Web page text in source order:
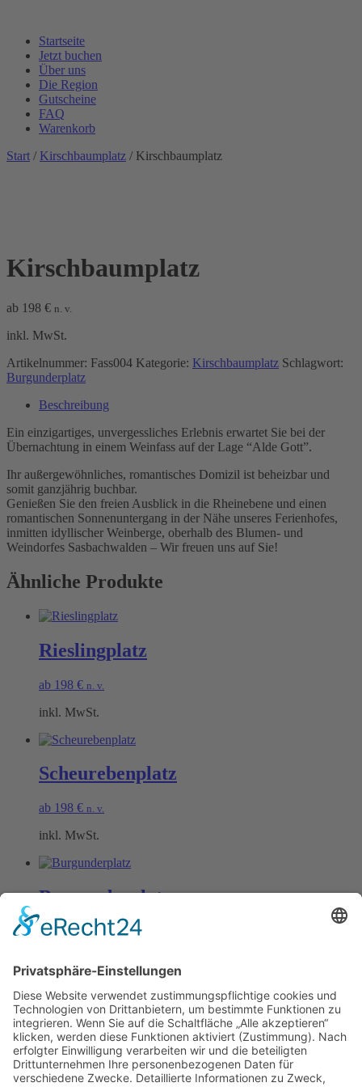
Startseite
Jetzt buchen
Über uns
Die Region
Gutscheine
FAQ
Warenkorb
Start / Kirschbaumplatz / Kirschbaumplatz
Kirschbaumplatz
ab 198 € n. v.
inkl. MwSt.
Artikelnummer: Fass004 Kategorie: Kirschbaumplatz Schlagwort:
Burgunderplatz
Beschreibung
Ein einzigartiges, unvergessliches Erlebnis erwartet Sie bei der
Übernachtung in einem Weinfass auf der Lage “Alde Gott”.
Ihr außergewöhnliches, romantisches Domizil ist beheizbar und
somit ganzjährig buchbar.
Genießen Sie den freien Ausblick in die Rheinebene und einen
romantischen Sonnenuntergang in der Nähe unseres Ferienhofes,
inmitten idyllischer Weinberge, oberhalb des Blumen- und
Weindorfes Sasbachwalden – Wir freuen uns auf Sie!
Ähnliche Produkte
Rieslingplatz
ab 198 € n. v.
inkl. MwSt.
Scheurebenplatz
ab 198 € n. v.
inkl. MwSt.
Burgunderplatz
ab 198€ n. v.
Öffnungszeiten Büro und Hofladen:
Hofladen:
Montag bis Sonntag von 09:00 – 11:30 Uhr und 14:00 – 18:00 Uhr
Telefonisch erreichen Sie uns:
Montag bis Freitag von 09:00 – 11:30 Uhr